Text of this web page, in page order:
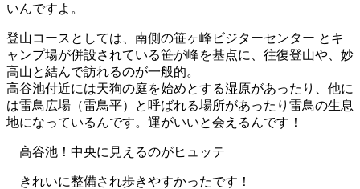
いんですよ。
登山コースとしては、南側の笹ヶ峰ビジターセンター とキ
ャンプ場が併設されている笹が峰を基点に、往復登山や、妙
高山と結んで訪れるのが一般的。
高谷池付近には天狗の庭を始めとする湿原があったり、他に
は雷鳥広場（雷鳥平）と呼ばれる場所があったり雷鳥の生息
地になっているんです。運がいいと会えるんです！
高谷池！中央に見えるのがヒュッテ
きれいに整備され歩きやすかったです！